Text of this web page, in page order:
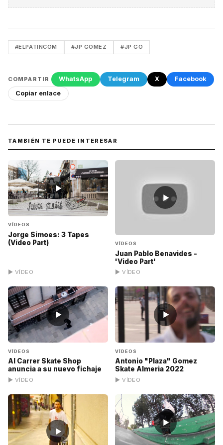
#ELPATINCOM #JP GOMEZ #JP GO
COMPARTIR WhatsApp Telegram X
Facebook
Copiar enlace
TAMBIÉN TE PUEDE INTERESAR
▶
VÍDEOS
Jorge Simoes: 3 Tapes
(Video Part)
▶ VÍDEO
▶
VÍDEOS
Juan Pablo Benavides -
'Video Part'
▶ VÍDEO
▶
VÍDEOS
Al Carrer Skate Shop
anuncia a su nuevo fichaje
▶ VÍDEO
▶
VÍDEOS
Antonio "Plaza" Gomez
Skate Almeria 2022
▶ VÍDEO
▶
▶